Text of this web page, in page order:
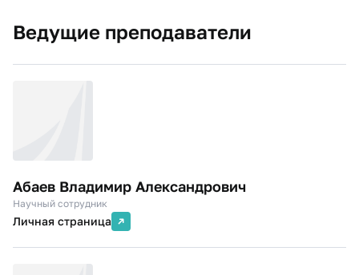
Ведущие преподаватели
Абаев Владимир Александрович
Научный сотрудник
Личная страница